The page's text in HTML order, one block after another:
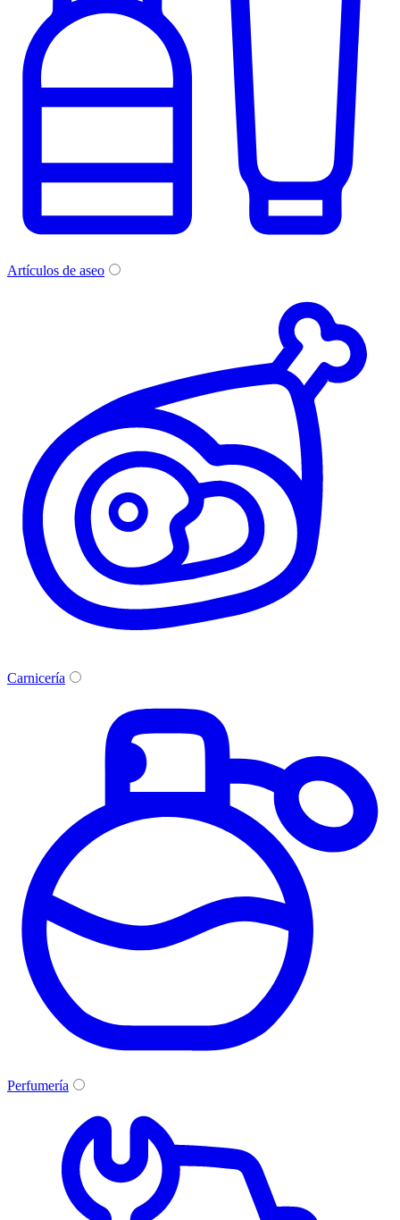
Artículos de aseo
Carnicería
Perfumería